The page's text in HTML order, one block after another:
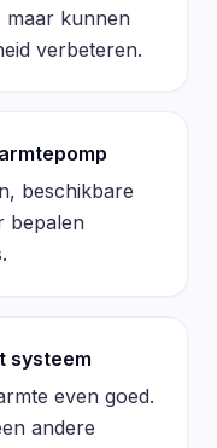
maar kunnen
verbeteren.
beschikbare
bepalen
systeem
even goed.
andere